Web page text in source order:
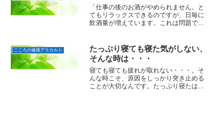
「仕事の後のお酒がやめられません。と
てもリラックスできるのですが、日毎に
飲酒量が増えています。これは問題でし
う状況は、黄色信号と考えられます。 お
酒なしでは気分の切り替...
こころの健康アラカルト
たっぷり寝ても寝た気がしない、
そんな時は・・・
寝ても寝ても疲れが取れない・・・。そ
んな時こそ、原因をしっかり突き止める
ことが大切なんです。たっぷり寝たはず